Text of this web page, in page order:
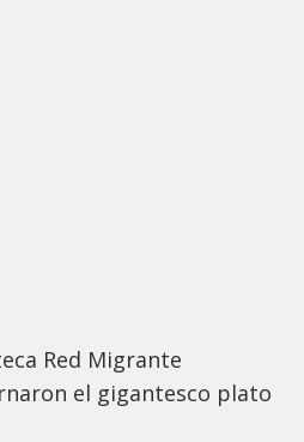
Red Migrante
el gigantesco plato